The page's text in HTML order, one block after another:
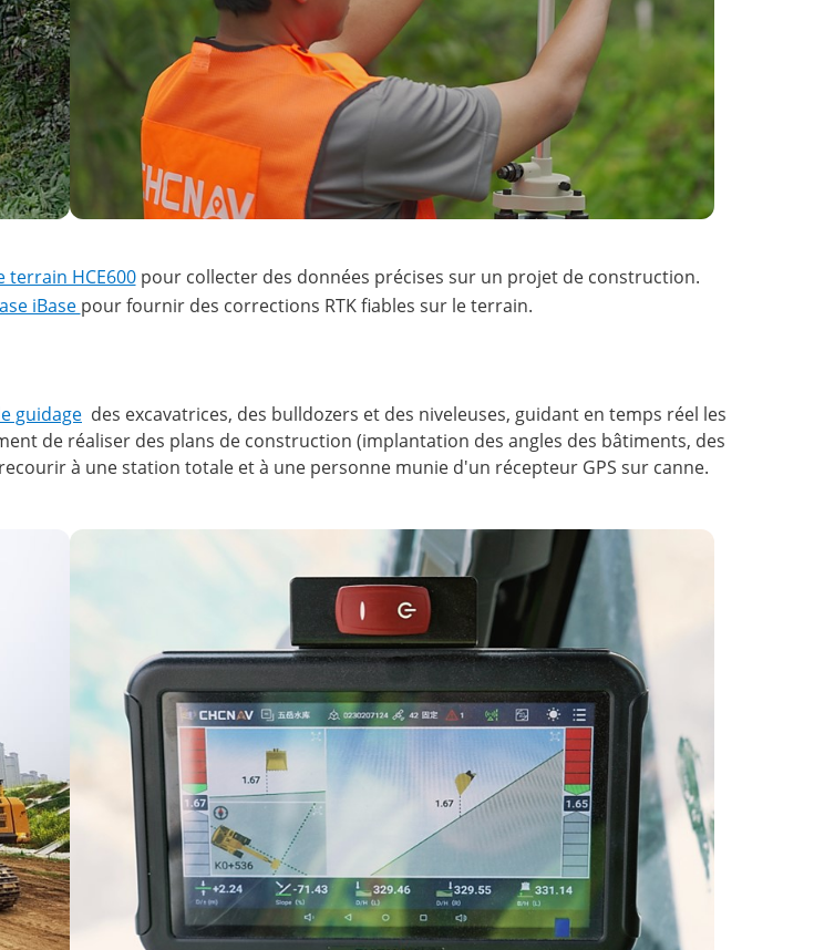
HCE600pour collecter des données précises sur un projet de construction.
iBase pour fournir des corrections RTK fiables sur le terrain.
guidage des excavatrices, des bulldozers et des niveleuses, guidant en temps réel les
de réaliser des plans de construction (implantation des angles des bâtiments, des
à une station totale et à une personne munie d'un récepteur GPS sur canne.